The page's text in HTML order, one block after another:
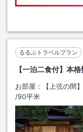
るるぶトラベルプラン
【一泊二食付】本
お部屋：
【上弦の間
/90平米